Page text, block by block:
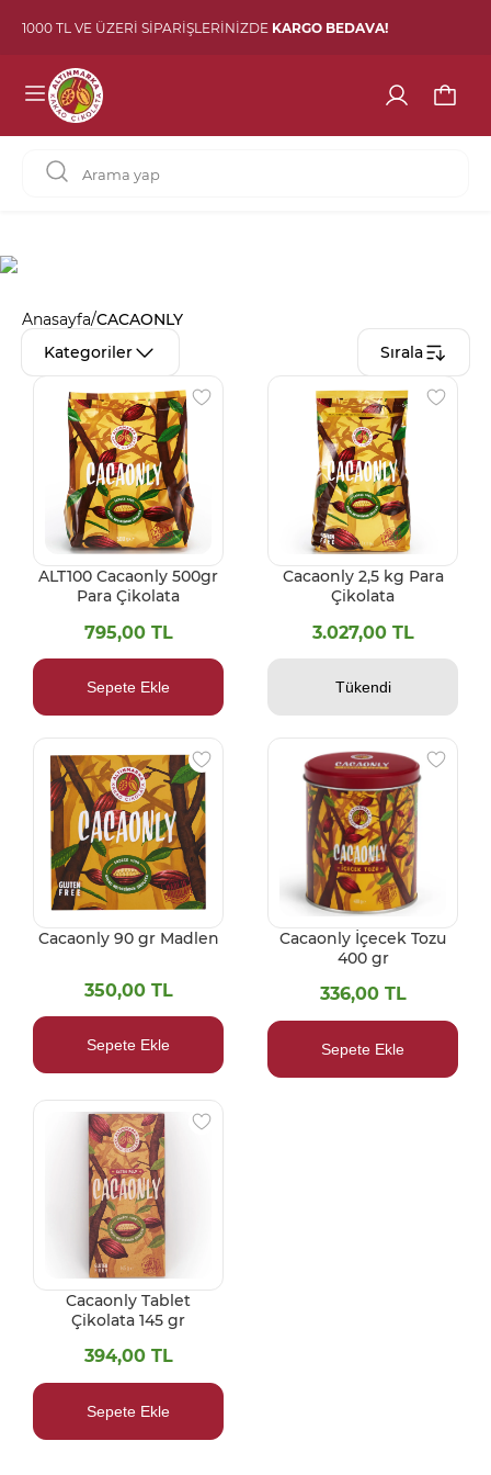
1000 TL VE ÜZERİ SİPARİŞLERİNİZDE KARGO BEDAVA!
Anasayfa/CACAONLY
Kategoriler
Sırala
ALT100 Cacaonly 500gr
Para Çikolata
795,00 TL
Sepete Ekle
Cacaonly 2,5 kg Para
Çikolata
3.027,00 TL
Tükendi
Cacaonly 90 gr Madlen
350,00 TL
Sepete Ekle
Cacaonly İçecek Tozu
400 gr
336,00 TL
Sepete Ekle
Cacaonly Tablet
Çikolata 145 gr
394,00 TL
Sepete Ekle